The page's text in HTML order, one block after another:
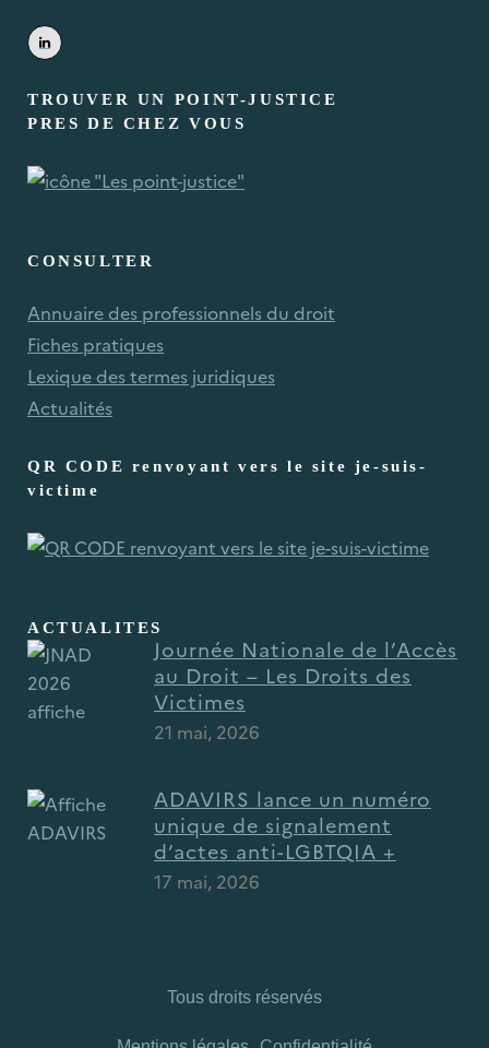
TROUVER UN POINT-JUSTICE
PRES DE CHEZ VOUS
CONSULTER
Annuaire des professionnels du droit
Fiches pratiques
Lexique des termes juridiques
Actualités
QR CODE renvoyant vers le site je-suis-
victime
ACTUALITES
Journée Nationale de l’Accès
au Droit – Les Droits des
Victimes
21 mai, 2026
ADAVIRS lance un numéro
unique de signalement
d’actes anti-LGBTQIA +
17 mai, 2026
Tous droits réservés